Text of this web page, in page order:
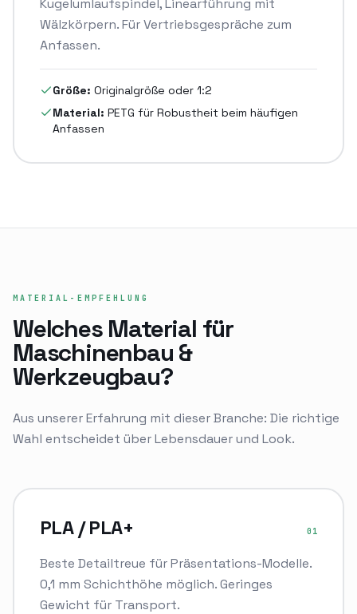
Kugelumlaufspindel, Linearführung mit
Wälzkörpern. Für Vertriebsgespräche zum
Anfassen.
Größe: Originalgröße oder 1:2
Material: PETG für Robustheit beim häufigen
Anfassen
MATERIAL-EMPFEHLUNG
Welches Material für
Maschinenbau &
Werkzeugbau?
Aus unserer Erfahrung mit dieser Branche: Die richtige
Wahl entscheidet über Lebensdauer und Look.
PLA / PLA+ 01
Beste Detailtreue für Präsentations-Modelle.
0,1 mm Schichthöhe möglich. Geringes
Gewicht für Transport.